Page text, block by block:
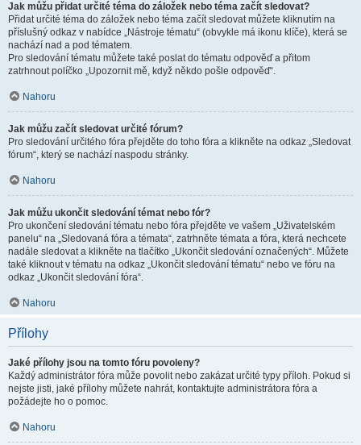
Jak můžu přidat určité téma do záložek nebo téma začít sledovat?
Přidat určité téma do záložek nebo téma začít sledovat můžete kliknutím na
příslušný odkaz v nabídce „Nástroje tématu“ (obvykle má ikonu klíče), která se
nachází nad a pod tématem.
Pro sledování tématu můžete také poslat do tématu odpověď a přitom
zatrhnout políčko „Upozornit mě, když někdo pošle odpověď“.
Nahoru
Jak můžu začít sledovat určité fórum?
Pro sledování určitého fóra přejděte do toho fóra a klikněte na odkaz „Sledovat
fórum“, který se nachází naspodu stránky.
Nahoru
Jak můžu ukončit sledování témat nebo fór?
Pro ukončení sledování tématu nebo fóra přejděte ve vašem „Uživatelském
panelu“ na „Sledovaná fóra a témata“, zatrhněte témata a fóra, která nechcete
nadále sledovat a klikněte na tlačítko „Ukončit sledování označených“. Můžete
také kliknout v tématu na odkaz „Ukončit sledování tématu“ nebo ve fóru na
odkaz „Ukončit sledování fóra“.
Nahoru
Přílohy
Jaké přílohy jsou na tomto fóru povoleny?
Každý administrátor fóra může povolit nebo zakázat určité typy příloh. Pokud si
nejste jisti, jaké přílohy můžete nahrát, kontaktujte administrátora fóra a
požádejte ho o pomoc.
Nahoru